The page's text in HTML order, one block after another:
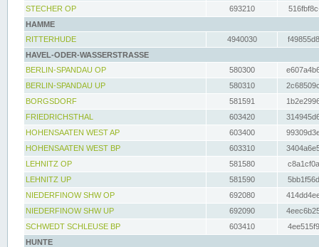
STECHER OP
693210
HAMME
RITTERHUDE
4940030
HAVEL-ODER-WASSERSTRASSE
BERLIN-SPANDAU OP
580300
BERLIN-SPANDAU UP
580310
BORGSDORF
581591
FRIEDRICHSTHAL
603420
HOHENSAATEN WEST AP
603400
HOHENSAATEN WEST BP
603310
LEHNITZ OP
581580
LEHNITZ UP
581590
NIEDERFINOW SHW OP
692080
NIEDERFINOW SHW UP
692090
SCHWEDT SCHLEUSE BP
603410
HUNTE